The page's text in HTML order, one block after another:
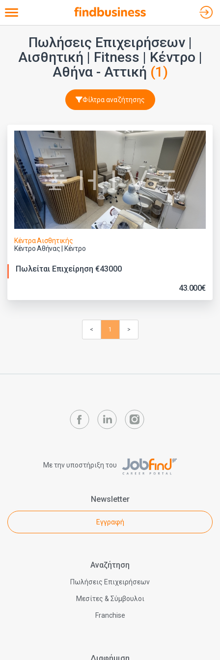
Toggle navigation
Πωλήσεις Επιχειρήσεων |
Αισθητική | Fitness | Κέντρο |
Αθήνα - Αττική (1)
Φίλτρα αναζήτησης
Κέντρα Αισθητικής
Κέντρο Αθήνας | Κέντρο
Πωλείται Επιχείρηση €43000
43.000€
< 1 >
Με την υποστήριξη του
Newsletter
Εγγραφή
Αναζήτηση
Πωλήσεις Επιχειρήσεων
Μεσίτες & Σύμβουλοι
Franchise